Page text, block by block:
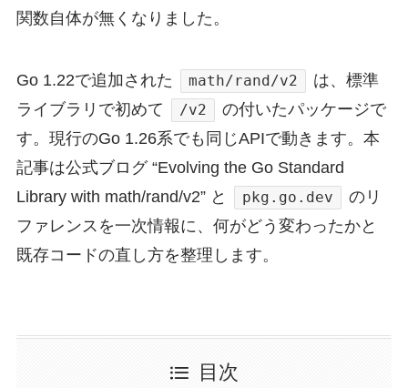
関数自体が無くなりました。
Go 1.22で追加された math/rand/v2
は、標準
ライブラリで初めて
/v2
の付いたパッケージで
す。現行のGo 1.26系でも同じAPIで動きます。本
記事は公式ブログ “Evolving the Go Standard
Library with math/rand/v2” と
pkg.go.dev
のリ
ファレンスを一次情報に、何がどう変わったかと
既存コードの直し方を整理します。
目次